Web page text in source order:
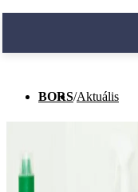
BORS/Aktuális